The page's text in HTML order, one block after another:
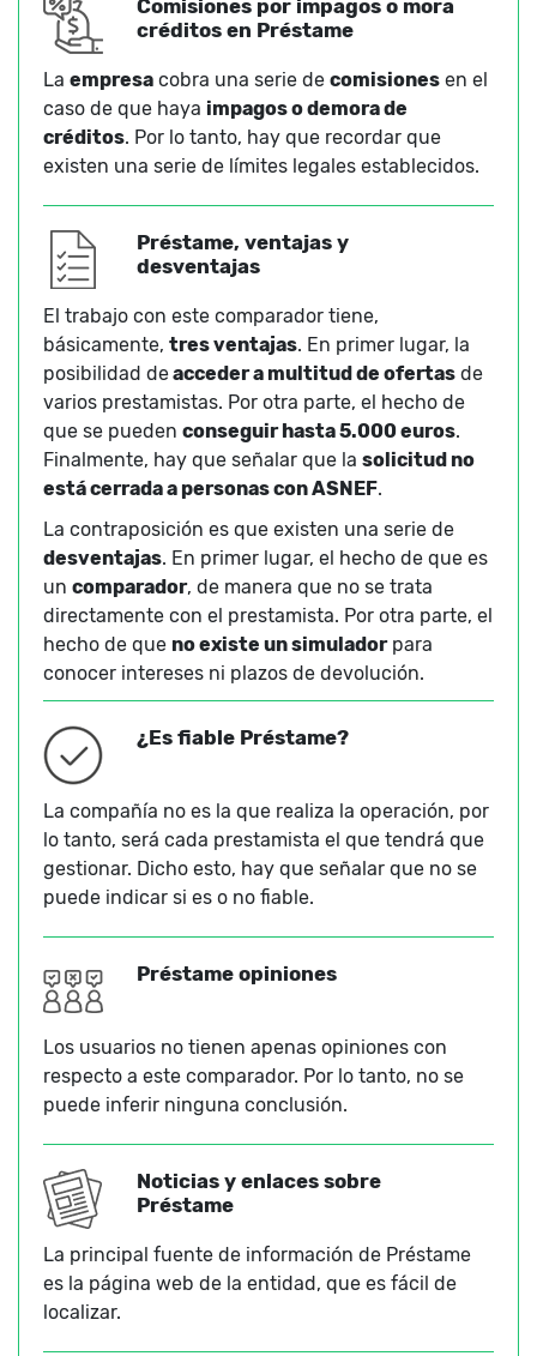
Comisiones por impagos o mora
créditos en Préstame
La empresa cobra una serie de comisiones en el
caso de que haya impagos o demora de
créditos. Por lo tanto, hay que recordar que
existen una serie de límites legales establecidos.
Préstame, ventajas y
desventajas
El trabajo con este comparador tiene,
básicamente, tres ventajas. En primer lugar, la
posibilidad deacceder a multitud de ofertas de
varios prestamistas. Por otra parte, el hecho de
que se pueden conseguir hasta 5.000 euros.
Finalmente, hay que señalar que la solicitud no
está cerrada a personas con ASNEF.
La contraposición es que existen una serie de
desventajas. En primer lugar, el hecho de que es
un comparador, de manera que no se trata
directamente con el prestamista. Por otra parte, el
hecho de que no existe un simuladorpara
conocer intereses ni plazos de devolución.
¿Es fiable Préstame?
La compañía no es la que realiza la operación, por
lo tanto, será cada prestamista el que tendrá que
gestionar. Dicho esto, hay que señalar que no se
puede indicar si es o no fiable.
Préstame opiniones
Los usuarios no tienen apenas opiniones con
respecto a este comparador. Por lo tanto, no se
puede inferir ninguna conclusión.
Noticias y enlaces sobre
Préstame
La principal fuente de información de Préstame
es la página web de la entidad, que es fácil de
localizar.